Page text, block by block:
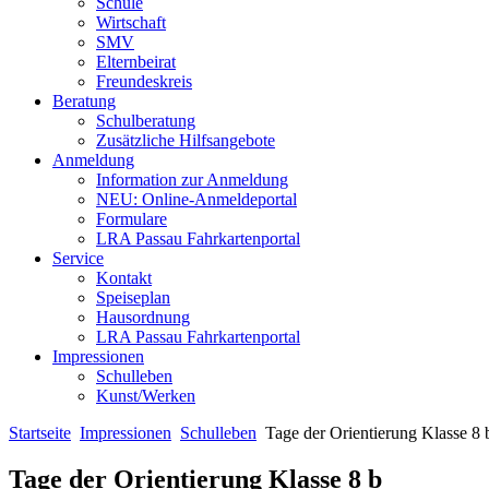
Wirtschaft
SMV
Elternbeirat
Freundeskreis
Beratung
Schulberatung
Zusätzliche Hilfsangebote
Anmeldung
Information zur Anmeldung
NEU: Online-Anmeldeportal
Formulare
LRA Passau Fahrkartenportal
Service
Kontakt
Speiseplan
Hausordnung
LRA Passau Fahrkartenportal
Impressionen
Schulleben
Kunst/Werken
Startseite Impressionen Schulleben Tage der Orientierung Klasse 8
Tage der Orientierung Klasse 8 b